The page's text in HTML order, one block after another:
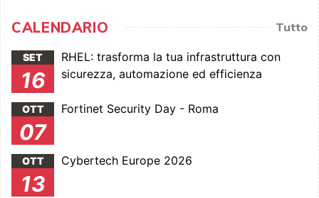
CALENDARIO Tutto
SET
16
RHEL: trasforma la tua infrastruttura con
sicurezza, automazione ed efficienza
OTT
07
Fortinet Security Day - Roma
OTT
13
Cybertech Europe 2026